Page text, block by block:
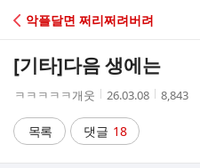
C
A
악플달면 쩌리쩌려버려
[기타]다음 생에는
작
자
ㅋㅋㅋㅋㅋ개웃
작
시
간
26.03.08
조
8,843
목록 댓글 18